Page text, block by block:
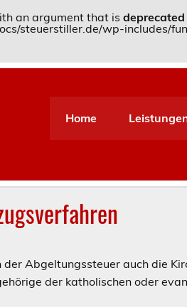
an argument that is deprecated
steuerstiller.de/wp-includes/
Home
Abgeltungssteuer auch die
der katholischen oder